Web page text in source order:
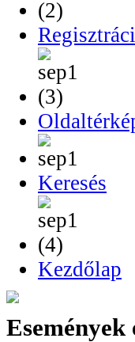
Keresés
Kezdőlap
Események